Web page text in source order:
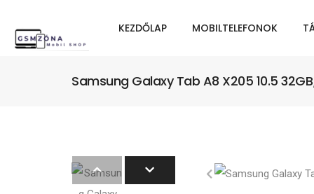
KEZDŐLAP MOBILTELEFONOK
Samsung Galaxy Tab A8 X205 10.5